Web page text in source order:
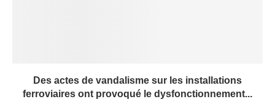
Des actes de vandalisme sur les installations
ferroviaires ont provoqué le dysfonctionnement...